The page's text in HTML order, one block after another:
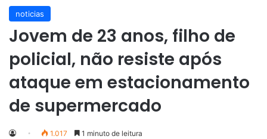
noticias
Jovem de 23 anos, filho de
policial, não resiste após
ataque em estacionamento
de supermercado
1.017 1 minuto de leitura